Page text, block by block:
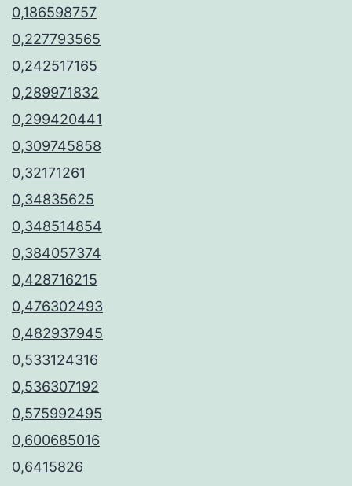
0,186598757
0,227793565
0,242517165
0,289971832
0,299420441
0,309745858
0,32171261
0,34835625
0,348514854
0,384057374
0,428716215
0,476302493
0,482937945
0,533124316
0,536307192
0,575992495
0,600685016
0,6415826